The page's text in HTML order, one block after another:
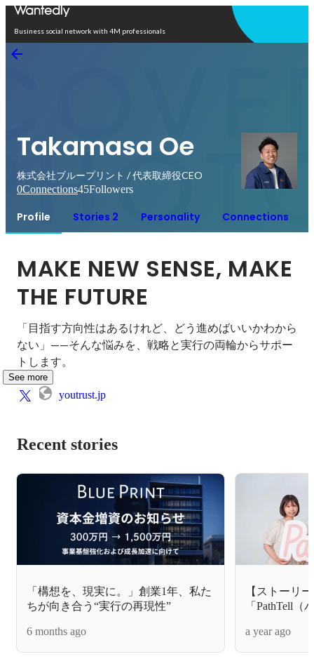
Business social network with 4M professionals
Takamasa Oe
株式会社ブループリント / 代表取締役CEO
0Connections45Followers
Profile Stories 2 Personality Connections
MAKE NEW SENSE, MAKE
THE FUTURE
「目指す方向性はあるけれど、どう進めばいいかわから
ない」——そんな悩みを、戦略と実行の両輪からサポー
トします。
See more
youtrust.jp
Recent stories
「構想を、現実に。」創業1年、私た
ちが向き合う“実行の再現性”
6 months ago
【ストーリ
「PathTell
a year ago